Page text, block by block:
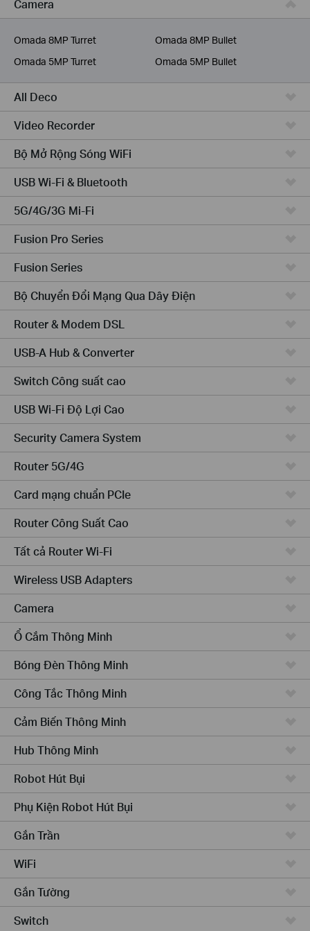
Dịch Vụ Viễn Thông
Camera
Omada 8MP Turret
Omada 8MP Bullet
Omada 5MP Turret
Omada 5MP Bullet
All Deco
Video Recorder
Bộ Mở Rộng Sóng WiFi
USB Wi-Fi & Bluetooth
5G/4G/3G Mi-Fi
Fusion Pro Series
Fusion Series
Bộ Chuyển Đổi Mạng Qua Dây Điện
Router & Modem DSL
USB-A Hub & Converter
Switch Công suất cao
USB Wi-Fi Độ Lợi Cao
Security Camera System
Router 5G/4G
Card mạng chuẩn PCIe
Router Công Suất Cao
Tất cả Router Wi-Fi
Wireless USB Adapters
Camera
Ổ Cắm Thông Minh
Bóng Đèn Thông Minh
Công Tắc Thông Minh
Cảm Biến Thông Minh
Hub Thông Minh
Robot Hút Bụi
Phụ Kiện Robot Hút Bụi
Gắn Trần
WiFi
Gắn Tường
Switch